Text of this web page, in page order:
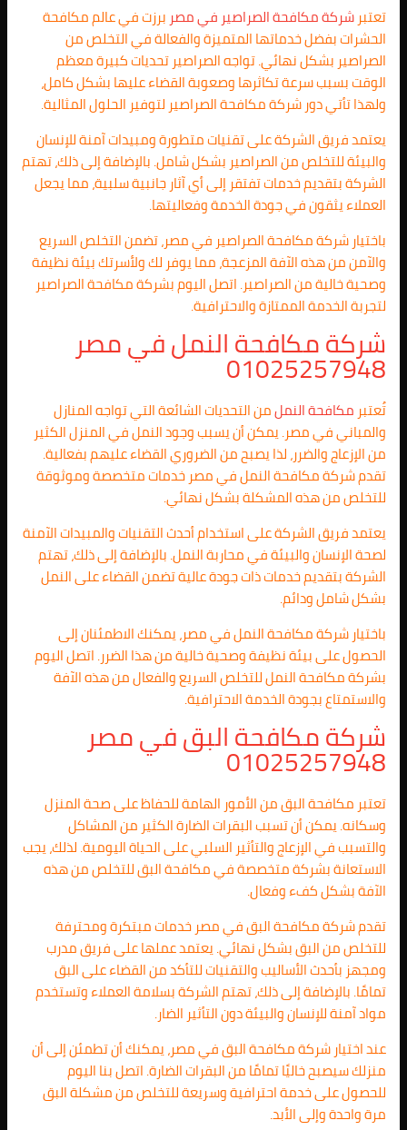
تعتبرشركة مكافحة الصراصير في مصر برزت في عالم مكافحة
الحشرات بفضل خدماتها المتميزة والفعالة في التخلص من
الصراصير بشكل نهائي. تواجه الصراصير تحديات كبيرة معظم
الوقت بسبب سرعة تكاثرها وصعوبة القضاء عليها بشكل كامل،
ولهذا تأتي دور شركة مكافحة الصراصير لتوفير الحلول المثالية.
يعتمد فريق الشركة على تقنيات متطورة ومبيدات آمنة للإنسان
والبيئة للتخلص من الصراصير بشكل شامل. بالإضافة إلى ذلك، تهتم
الشركة بتقديم خدمات تفتقر إلى أي آثار جانبية سلبية، مما يجعل
العملاء يثقون في جودة الخدمة وفعاليتها.
باختيار شركة مكافحة الصراصير في مصر، تضمن التخلص السريع
والآمن من هذه الآفة المزعجة، مما يوفر لك ولأسرتك بيئة نظيفة
وصحية خالية من الصراصير. اتصل اليوم بشركة مكافحة الصراصير
لتجربة الخدمة الممتازة والاحترافية.
شركة مكافحة النمل في مصر
01025257948
تُعتبر مكافحة النملمن التحديات الشائعة التي تواجه المنازل
والمباني في مصر. يمكن أن يسبب وجود النمل في المنزل الكثير
من الإزعاج والضرر، لذا يصبح من الضروري القضاء عليهم بفعالية.
تقدم شركة مكافحة النمل في مصر خدمات متخصصة وموثوقة
للتخلص من هذه المشكلة بشكل نهائي.
يعتمد فريق الشركة على استخدام أحدث التقنيات والمبيدات الآمنة
لصحة الإنسان والبيئة في محاربة النمل. بالإضافة إلى ذلك، تهتم
الشركة بتقديم خدمات ذات جودة عالية تضمن القضاء على النمل
بشكل شامل ودائم.
باختيار شركة مكافحة النمل في مصر، يمكنك الاطمئنان إلى
الحصول على بيئة نظيفة وصحية خالية من هذا الضرر. اتصل اليوم
بشركة مكافحة النمل للتخلص السريع والفعال من هذه الآفة
والاستمتاع بجودة الخدمة الاحترافية.
شركة مكافحة البق في مصر
01025257948
تعتبر مكافحة البق من الأمور الهامة للحفاظ على صحة المنزل
وسكانه. يمكن أن تسبب البقرات الضارة الكثير من المشاكل
والتسبب في الإزعاج والتأثير السلبي على الحياة اليومية. لذلك، يجب
الاستعانة بشركة متخصصة في مكافحة البق للتخلص من هذه
الآفة بشكل كفء وفعال.
تقدم شركة مكافحة البق في مصر خدمات مبتكرة ومحترفة
للتخلص من البق بشكل نهائي. يعتمد عملها على فريق مدرب
ومجهز بأحدث الأساليب والتقنيات للتأكد من القضاء على البق
تمامًا. بالإضافة إلى ذلك، تهتم الشركة بسلامة العملاء وتستخدم
مواد آمنة للإنسان والبيئة دون التأثير الضار.
عند اختيار شركة مكافحة البق في مصر، يمكنك أن تطمئن إلى أن
منزلك سيصبح خاليًا تمامًا من البقرات الضارة. اتصل بنا اليوم
للحصول على خدمة احترافية وسريعة للتخلص من مشكلة البق
مرة واحدة وإلى الأبد.